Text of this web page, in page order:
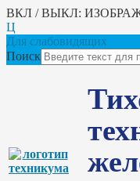
ВКЛ / ВЫКЛ:
Ц
Для слабовидящих
Поиск